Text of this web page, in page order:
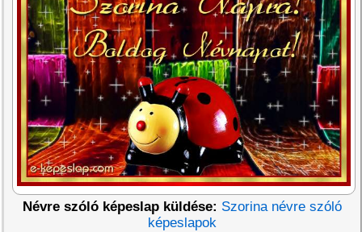
Névre szóló képeslap küldése: Szorina névre szóló
képeslapok